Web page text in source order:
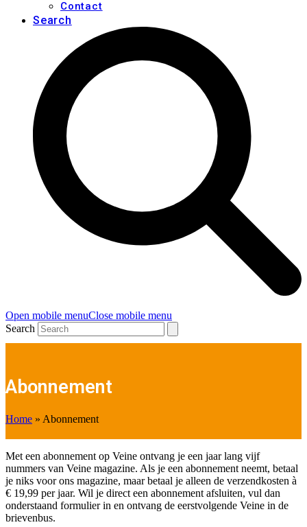
Contact
Search
Open mobile menuClose mobile menu
Search
Abonnement
Home » Abonnement
Met een abonnement op Veine ontvang je een jaar lang vijf
nummers van Veine magazine. Als je een abonnement neemt, betaal
je niks voor ons magazine, maar betaal je alleen de verzendkosten à
€ 19,99 per jaar. Wil je direct een abonnement afsluiten, vul dan
onderstaand formulier in en ontvang de eerstvolgende Veine in de
brievenbus.